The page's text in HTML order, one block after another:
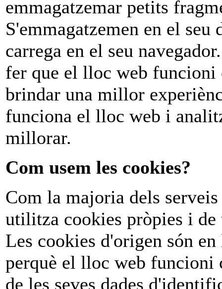
emmagatzemar petits
S'emmagatzemen en el
carrega en el seu
fer que el lloc web funcioni
brindar una millor
funciona el lloc web i
millorar.
Com usem les cookies?
Com la majoria dels
utilitza cookies pròpies i de
Les cookies d'origen són
perquè el lloc web funcioni
de les seves dades